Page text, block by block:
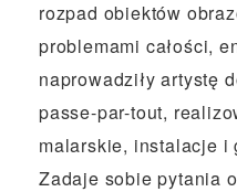
rozpad obiektów
problemami całości,
naprowadziły artystę
passe-par-tout,
malarskie, instalacje i
Zadaje sobie pytania